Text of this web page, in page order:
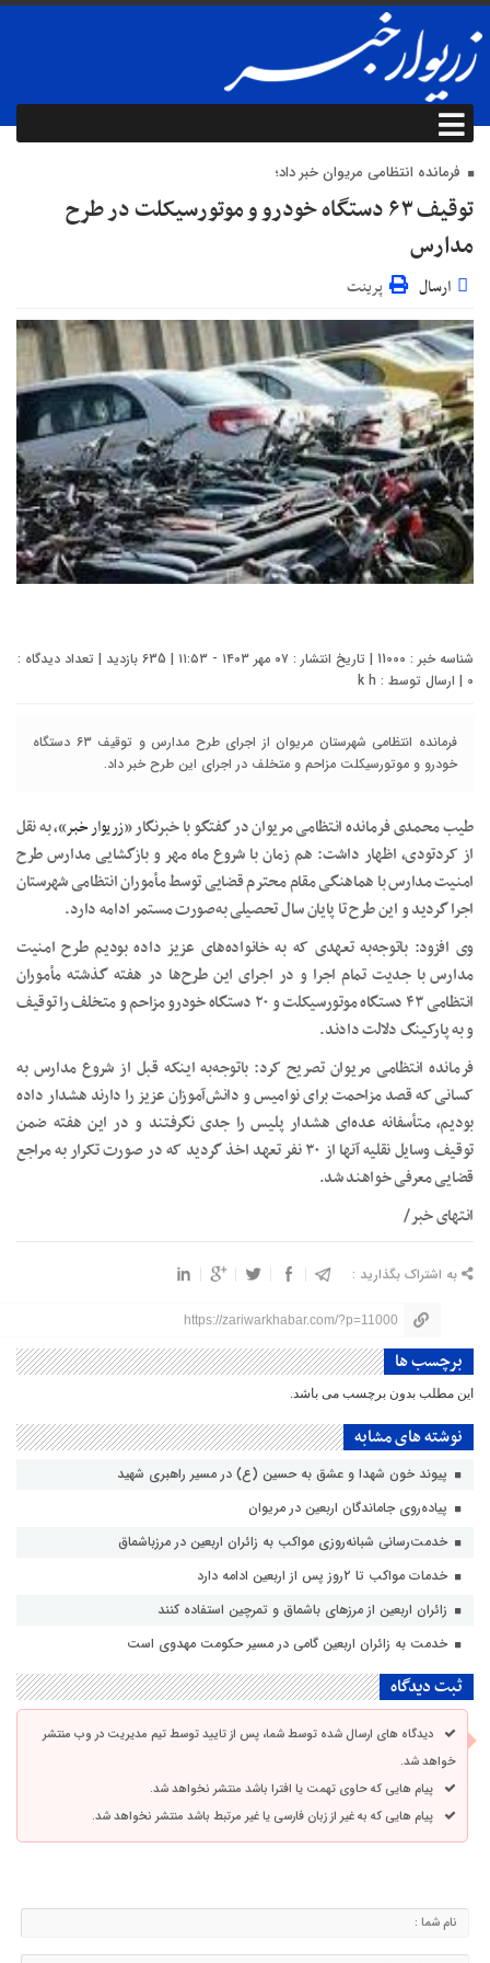
فرمانده انتظامی مریوان خبر داد؛
توقیف ۶۳ دستگاه خودرو و موتورسیکلت در طرح
مدارس
ارسال پرینت
شناسه خبر : 11000 | تاریخ انتشار : ۰۷ مهر ۱۴۰۳ - ۱۱:۵۳ | 635 بازدید | تعداد دیدگاه :
0 | ارسال توسط : k h
فرمانده انتظامی شهرستان مریوان از اجرای طرح مدارس و توقیف ۶۳ دستگاه
خودرو و موتورسیکلت مزاحم و متخلف در اجرای این طرح خبر داد.
طیب محمدی فرمانده انتظامی مریوان در گفتگو با خبرنگار «زریوار خبر»، به نقل
از کردتودی، اظهار داشت: هم زمان با شروع ماه مهر و بازگشایی مدارس طرح
امنیت مدارس با هماهنگی مقام محترم قضایی توسط مأموران انتظامی شهرستان
اجرا گردید و این طرح تا پایان سال تحصیلی به‌صورت مستمر ادامه دارد.
وی افزود: باتوجه‌به تعهدی که به خانواده‌های عزیز داده بودیم طرح امنیت
مدارس با جدیت تمام اجرا و در اجرای این طرح‌ها در هفته گذشته مأموران
انتظامی ۴۳ دستگاه موتورسیکلت و ۲۰ دستگاه خودرو مزاحم و متخلف را توقیف
و به پارکینگ دلالت دادند.
فرمانده انتظامی مریوان تصریح کرد: باتوجه‌به اینکه قبل از شروع مدارس به
کسانی که قصد مزاحمت برای نوامیس و دانش‌آموزان عزیز را دارند هشدار داده
بودیم، متأسفانه عده‌ای هشدار پلیس را جدی نگرفتند و در این هفته ضمن
توقیف وسایل نقلیه آنها از ۳۰ نفر تعهد اخذ گردید که در صورت تکرار به مراجع
قضایی معرفی خواهند شد.
انتهای خبر/
به اشتراک بگذارید :
https://zariwarkhabar.com/?p=11000
برچسب ها
این مطلب بدون برچسب می باشد.
نوشته های مشابه
پیوند خون شهدا و عشق به حسین (ع) در مسیر راهبری شهید
پیاده‌روی جاماندگان اربعین در مریوان
خدمت‌رسانی شبانه‌روزی مواکب به زائران اربعین در مرزباشماق
خدمات مواکب تا ۲روز پس از اربعین ادامه دارد
زائران اربعین از مرزهای باشماق و تمرچین استفاده کنند
خدمت به زائران اربعین گامی در مسیر حکومت مهدوی است
ثبت دیدگاه
دیدگاه های ارسال شده توسط شما، پس از تایید توسط تیم مدیریت در وب منتشر
خواهد شد.
پیام هایی که حاوی تهمت یا افترا باشد منتشر نخواهد شد.
پیام هایی که به غیر از زبان فارسی یا غیر مرتبط باشد منتشر نخواهد شد.